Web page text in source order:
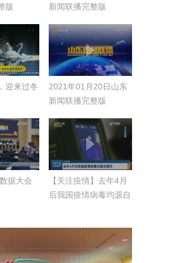
版
新闻联播完整版
迎来过冬
2021年01月20日山东
新闻联播完整版
据大会
【关注疫情】去年4月
后我国疫情病毒均源自